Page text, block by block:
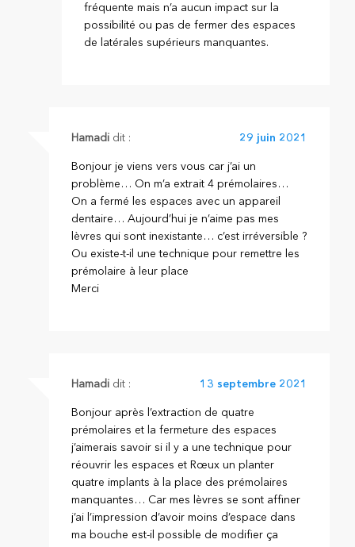
fréquente mais n’a aucun impact sur la
possibilité ou pas de fermer des espaces
de latérales supérieurs manquantes.
Hamadi dit : 29 juin 2021
Bonjour je viens vers vous car j’ai un
problème… On m’a extrait 4 prémolaires…
On a fermé les espaces avec un appareil
dentaire… Aujourd’hui je n’aime pas mes
lèvres qui sont inexistante… c’est irréversible ?
Ou existe-t-il une technique pour remettre les
prémolaire à leur place
Merci
Hamadi dit : 13 septembre 2021
Bonjour après l’extraction de quatre
prémolaires et la fermeture des espaces
j’aimerais savoir si il y a une technique pour
réouvrir les espaces et Rœux un planter
quatre implants à la place des prémolaires
manquantes… Car mes lèvres se sont affiner
j’ai l’impression d’avoir moins d’espace dans
ma bouche est-il possible de modifier ça